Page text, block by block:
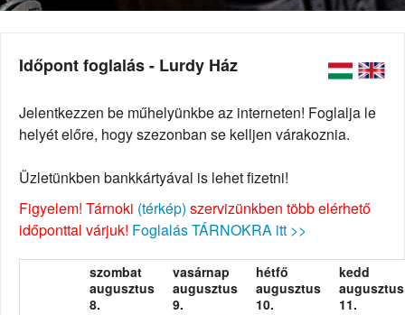
Időpont foglalás - Lurdy Ház
Jelentkezzen be műhelyünkbe az interneten! Foglalja le
helyét előre, hogy szezonban se kelljen várakoznia.
Üzletünkben bankkártyával is lehet fizetni!
Figyelem! Tárnoki (térkép) szervizünkben több elérhető
időponttal várjuk! Foglalás TÁRNOKRA itt >>
szombat
augusztus
8.
vasárnap
augusztus
9.
hétfő
augusztus
10.
kedd
augusztus
11.